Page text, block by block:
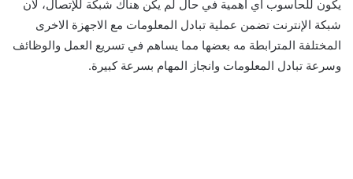
يكون للحاسوب أي اهمية في حال لم يكن هناك شبكة للإتصال، لان
شبكة الإنترنت تضمن عملية تبادل المعلومات مع الاجهزة الاخرى
المختلفة المترابطة مه بعضها مما يساهم في تسريع العمل والوظائف
وسرعة تبادل المعلومات وانجاز المهام بسرعة كبيرة.